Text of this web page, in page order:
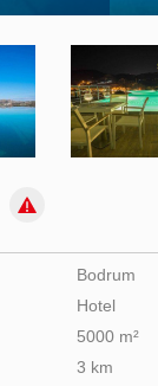
Bodrum
Hotel
5000 m²
3 km